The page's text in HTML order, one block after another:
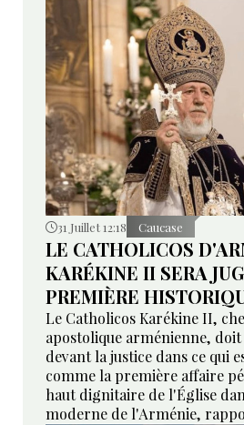
31 Juillet 12:18 Caucase
LE CATHOLICOS
KARÉKINE II SERA
PREMIÈRE
Le Catholicos Karékine II,
apostolique arménienne,
devant la justice dans ce qui
comme la première affaire
haut dignitaire de l'Église
moderne de l'Arménie,